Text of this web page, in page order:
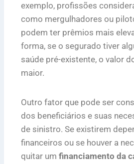
exemplo, profissões
como mergulhadores ou
podem ter prêmios mais
forma, se o segurado tiver
saúde pré-existente, o valor
maior.
Outro fator que pode ser
dos beneficiários e suas
de sinistro. Se existirem
financeiros ou se houver a
quitar um financiamento da